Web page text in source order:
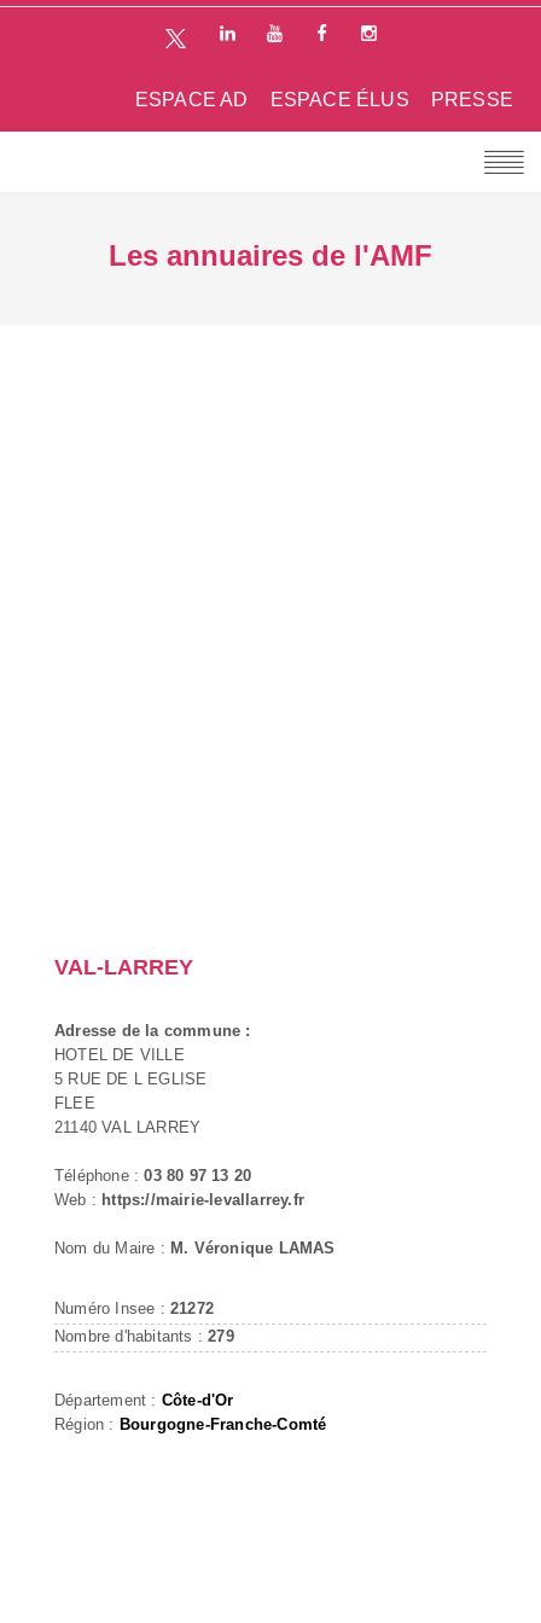
PRESSE
ESPACE ÉLUS
ESPACE AD
Les annuaires de l'AMF
VAL-LARREY
Adresse de la commune :
HOTEL DE VILLE
5 RUE DE L EGLISE
FLEE
21140 VAL LARREY
Téléphone :03 80 97 13 20
Web : https://mairie-levallarrey.fr
Nom du Maire : M. Véronique LAMAS
Numéro Insee : 21272
Nombre d'habitants :279
Département : Côte-d'Or
Région : Bourgogne-Franche-Comté